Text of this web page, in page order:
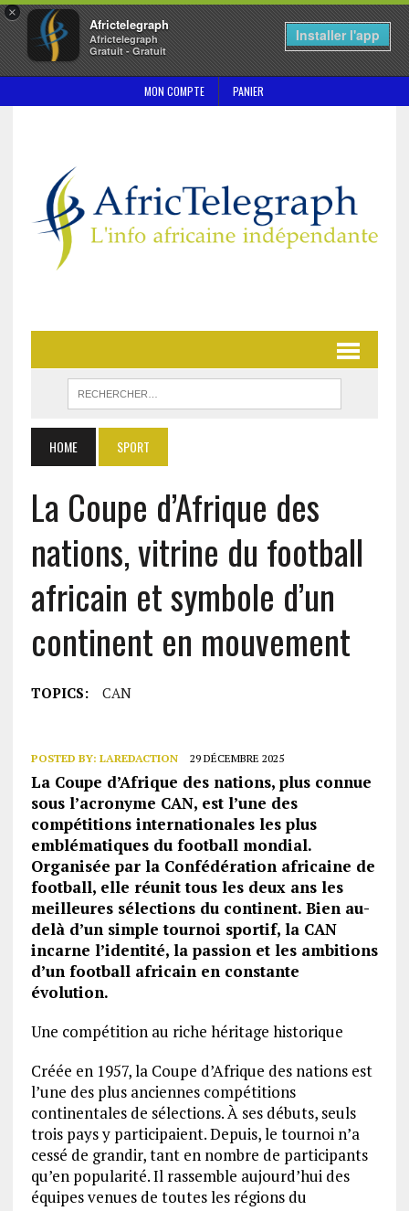
×
Africtelegraph
Africtelegraph
Gratuit - Gratuit
Installer l'app
MON COMPTE PANIER
HOME SPORT
La Coupe d’Afrique des
nations, vitrine du football
africain et symbole d’un
continent en mouvement
TOPICS: CAN
POSTED BY: LAREDACTION 29 DÉCEMBRE 2025
La Coupe d’Afrique des nations, plus connue
sous l’acronyme CAN, est l’une des
compétitions internationales les plus
emblématiques du football mondial.
Organisée par la Confédération africaine de
football, elle réunit tous les deux ans les
meilleures sélections du continent. Bien au-
delà d’un simple tournoi sportif, la CAN
incarne l’identité, la passion et les ambitions
d’un football africain en constante
évolution.
Une compétition au riche héritage historique
Créée en 1957, la Coupe d’Afrique des nations est
l’une des plus anciennes compétitions
continentales de sélections. À ses débuts, seuls
trois pays y participaient. Depuis, le tournoi n’a
cessé de grandir, tant en nombre de participants
qu’en popularité. Il rassemble aujourd’hui des
équipes venues de toutes les régions du